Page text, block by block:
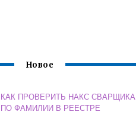
Новое
КАК ПРОВЕРИТЬ НАКС СВАРЩИКА
ПО ФАМИЛИИ В РЕЕСТРЕ